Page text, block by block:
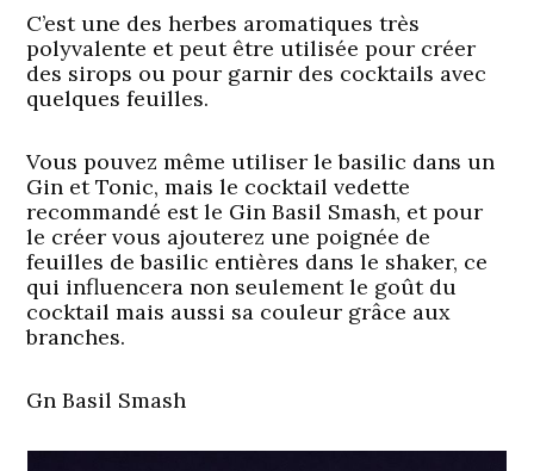
C’est une des herbes aromatiques très
polyvalente et peut être utilisée pour créer
des sirops ou pour garnir des cocktails avec
quelques feuilles.
Vous pouvez même utiliser le basilic dans un
Gin et Tonic, mais le cocktail vedette
recommandé est le Gin Basil Smash, et pour
le créer vous ajouterez une poignée de
feuilles de basilic entières dans le shaker, ce
qui influencera non seulement le goût du
cocktail mais aussi sa couleur grâce aux
branches.
Gn Basil Smash